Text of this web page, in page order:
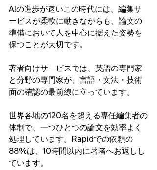
AIの進歩が速いこの時代には、編集サ
ービスが柔軟に動きながらも、論文の
準備において人を中心に据えた姿勢を
保つことが大切です。
著者向けサービスでは、英語の専門家
と分野の専門家が、言語・文法・技術
面の確認の最前線に立っています。
世界各地の120名を超える専任編集者の
体制で、一つひとつの論文を効率よく
処理しています。Rapidでの依頼の
88%は、10時間以内に著者へお返しし
ています。